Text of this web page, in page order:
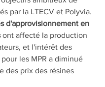
par la LTECV et Polyvia.
d'approvisionnement en
ont affecté la production
et l'intérêt des
les MPR a diminué
des prix des résines